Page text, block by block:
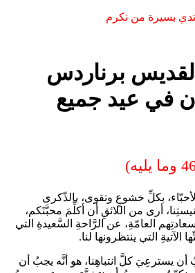
بسيرة من نكرم
برناردس
في عيد جميع
الأحبّاء، بكلِّ خشوعٍ وتقوى، بالذّكرى
أرى من اللائقِ أن أكلِّمَ محبَّتَكم،
العامّةِ، عن الرَّاحةِ السَّعيدةِ التي
الآتيةِ التي ينتظرونها لنا.
أن يسترعِيَ كلَّ انتباهِنا، هو أنَّه يجبُ أن